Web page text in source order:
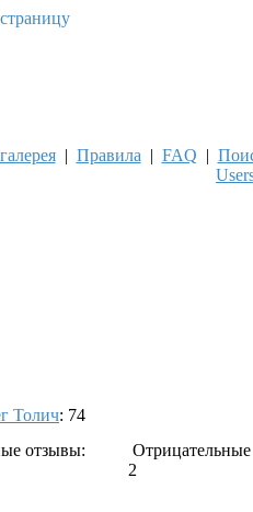
| Правила | FAQ |
Толич: 74
отзывы:
2